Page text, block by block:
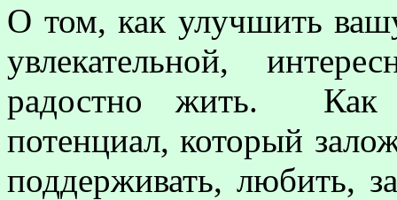
О том, как улучшить
увлекательной,
радостно жить. Как
потенциал, который
поддерживать, любить,